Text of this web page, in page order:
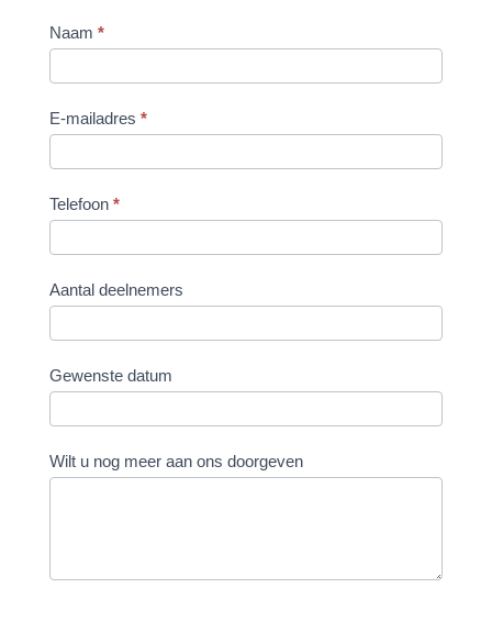
Naam *
E-mailadres *
Telefoon *
Aantal deelnemers
Gewenste datum
Wilt u nog meer aan ons doorgeven